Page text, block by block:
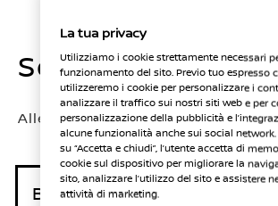
Seleziona la
Allestimento selezionato:Acenta
Benzina 114CV Manuale
La tua privacy
Utilizziamo i cookie strettamente necessari
funzionamento del sito. Previo tuo espresso
utilizzeremo i cookie per personalizzare i
analizzare il traffico sui nostri siti web e per
personalizzazione della pubblicità e
alcune funzionalità anche sui social
su “Accetta e chiudi”, l’utente accetta di
cookie sul dispositivo per migliorare la
sito, analizzare l’utilizzo del sito e assistere
attività di marketing.